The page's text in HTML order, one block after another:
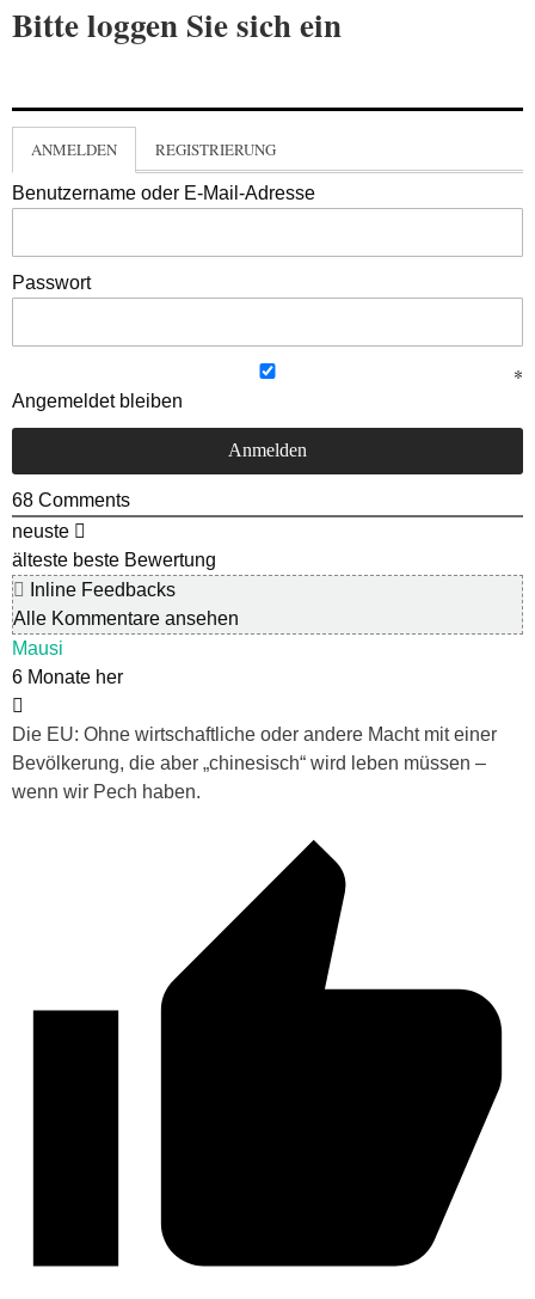
Bitte loggen Sie sich ein
ANMELDEN REGISTRIERUNG
Benutzername oder E-Mail-Adresse
Passwort
Angemeldet bleiben
68 Comments
neuste
älteste beste Bewertung
Inline Feedbacks
Alle Kommentare ansehen
Mausi
6 Monate her
Die EU: Ohne wirtschaftliche oder andere Macht mit einer
Bevölkerung, die aber „chinesisch“ wird leben müssen –
wenn wir Pech haben.